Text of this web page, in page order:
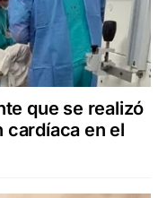
que se realizó
cardíaca en el